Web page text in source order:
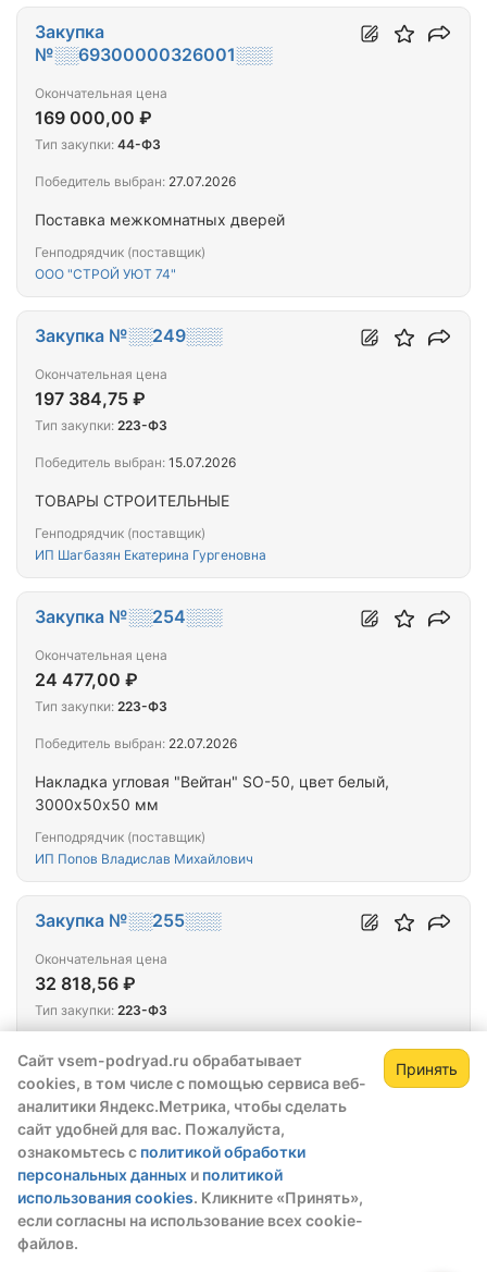
Сайт vsem-podryad.ru обрабатывает
cookies, в том числе с помощью сервиса веб-
аналитики Яндекс.Метрика, чтобы сделать
сайт удобней для вас. Пожалуйста,
ознакомьтесь с политикой обработки
персональных данных и политикой
использования cookies. Кликните «Принять»,
если согласны на использование всех cookie-
файлов.
Принять
Поставка межкомнатных дверей
Генподрядчик (поставщик)
ООО "СТРОЙ УЮТ 74"
Закупка
№░░69300000326001░░░
Окончательная цена
169 000,00 ₽
Тип закупки: 44-ФЗ
Победитель выбран: 27.07.2026
ТОВАРЫ СТРОИТЕЛЬНЫЕ
Генподрядчик (поставщик)
ИП Шагбазян Екатерина Гургеновна
Закупка №░░249░░░
Окончательная цена
197 384,75 ₽
Тип закупки: 223-ФЗ
Победитель выбран: 15.07.2026
Накладка угловая "Вейтан" SO-50, цвет белый,
3000х50х50 мм
Генподрядчик (поставщик)
ИП Попов Владислав Михайлович
Закупка №░░254░░░
Окончательная цена
24 477,00 ₽
Тип закупки: 223-ФЗ
Победитель выбран: 22.07.2026
ТОВАРЫ СТРОИТЕЛЬНЫЕ
Генподрядчик (поставщик)
ИП Сычева Ирина Зауровна
Закупка №░░255░░░
Окончательная цена
32 818,56 ₽
Тип закупки: 223-ФЗ
Закупка №░░256░░░
Окончательная цена
Зарегистрируйтесь,
чтобы открыть сведения о закупке
скрытые данные станут доступны после
регистрации или входа в профиль
Зарегистрироваться Войти